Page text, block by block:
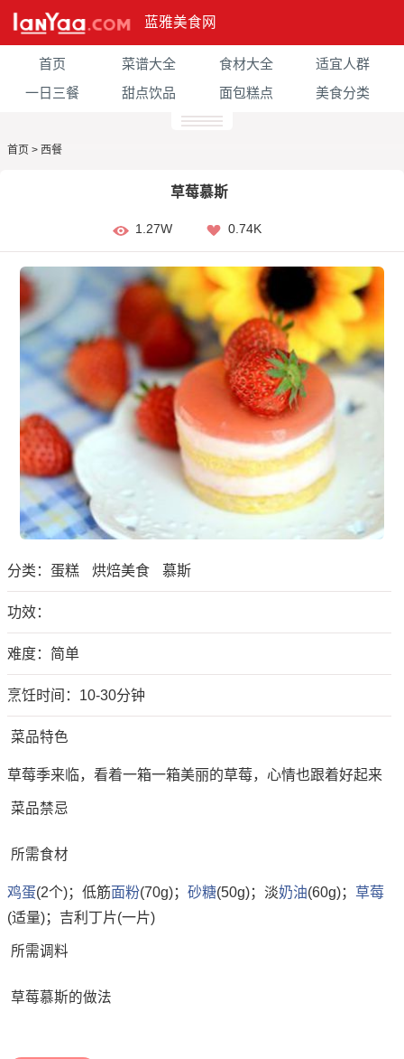
蓝雅美食网
首页 菜谱大全 食材大全
适宜人群
一日三餐
甜点饮品 面包糕点 美食分类
首页 > 西餐
草莓慕斯
1.27W 0.74K
分类： 蛋糕 烘焙美食 慕斯
功效：
难度：简单
烹饪时间：10-30分钟
菜品特色
草莓季来临，看着一箱一箱美丽的草莓，心情也跟着好起来
菜品禁忌
所需食材
鸡蛋(2个)；低筋面粉(70g)； 砂糖(50g)；淡奶油(60g)； 草莓
(适量)；吉利丁片(一片)
所需调料
草莓慕斯的做法